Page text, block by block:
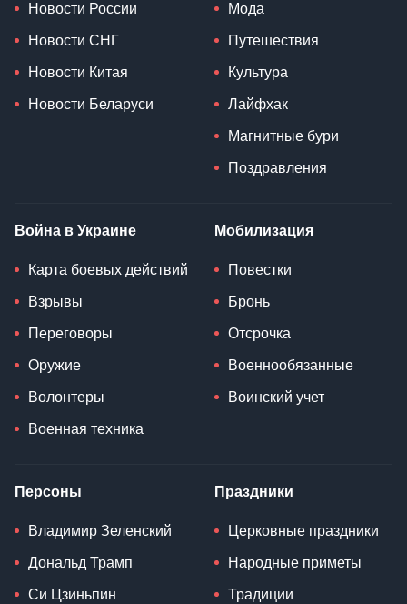
Новости России
Новости СНГ
Новости Китая
Новости Беларуси
Мода
Путешествия
Культура
Лайфхак
Магнитные бури
Поздравления
Война в Украине
Карта боевых действий
Взрывы
Переговоры
Оружие
Волонтеры
Военная техника
Мобилизация
Повестки
Бронь
Отсрочка
Военнообязанные
Воинский учет
Персоны
Владимир Зеленский
Дональд Трамп
Си Цзиньпин
Праздники
Церковные праздники
Народные приметы
Традиции